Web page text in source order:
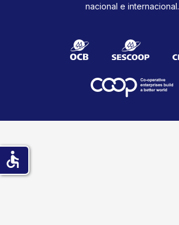
nacional e internacional.
accessible